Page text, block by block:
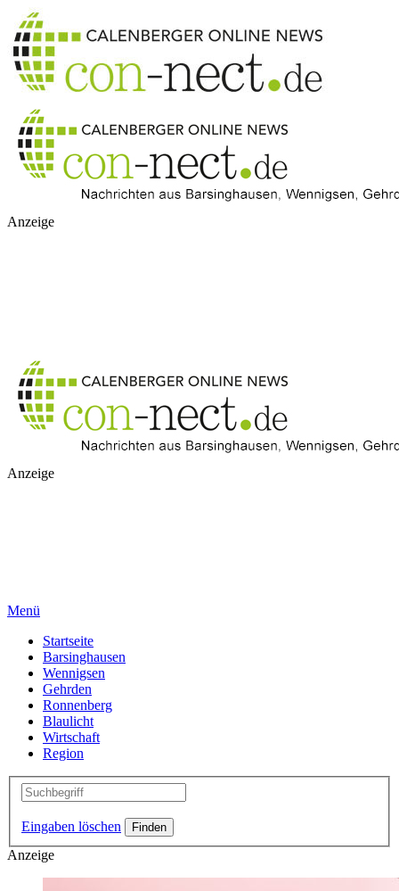
Anzeige
Anzeige
Menü
Startseite
Barsinghausen
Wennigsen
Gehrden
Ronnenberg
Blaulicht
Wirtschaft
Region
Eingaben löschen
Anzeige